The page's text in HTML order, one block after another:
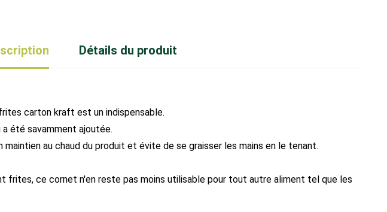
Détails du produit
carton kraft est un indispensable.
été savamment ajoutée.
maintien au chaud du produit et évite de se graisser les mains en le tenant.
frites, ce cornet n'en reste pas moins utilisable pour tout autre aliment tel que les